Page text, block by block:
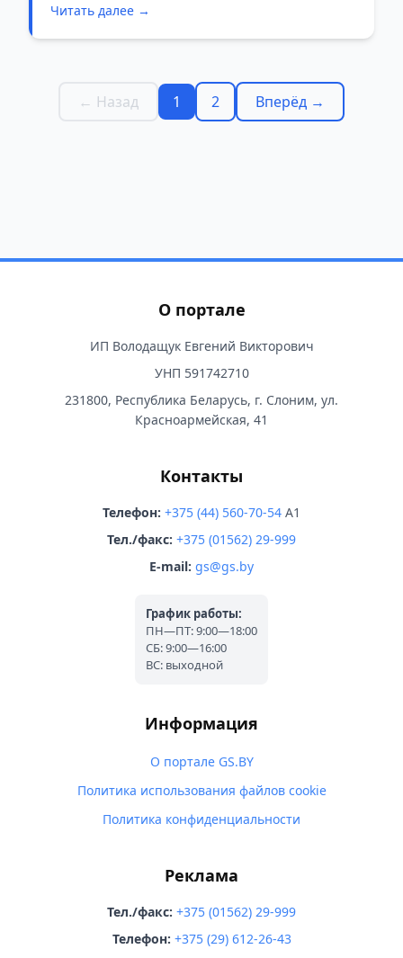
Читать далее →
← Назад 1 2 Вперёд →
О портале
ИП Володащук Евгений Викторович
УНП 591742710
231800, Республика Беларусь, г. Слоним, ул.
Красноармейская, 41
Контакты
Телефон: +375 (44) 560-70-54 A1
Тел./факс: +375 (01562) 29-999
E-mail: gs@gs.by
График работы:
ПН—ПТ: 9:00—18:00
СБ: 9:00—16:00
ВС: выходной
Информация
О портале GS.BY
Политика использования файлов cookie
Политика конфиденциальности
Реклама
Тел./факс: +375 (01562) 29-999
Телефон: +375 (29) 612-26-43